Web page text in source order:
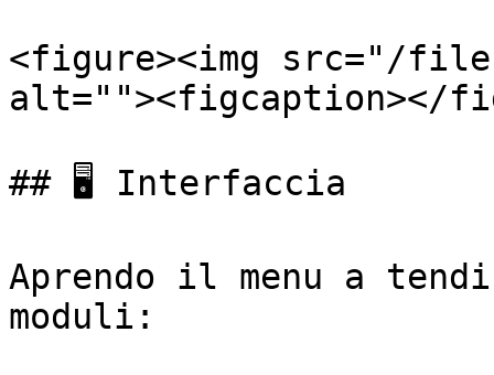
<figure><img src="/files/
alt=""><figcaption></
## 🖥️ Interfaccia
Aprendo il menu a
moduli: